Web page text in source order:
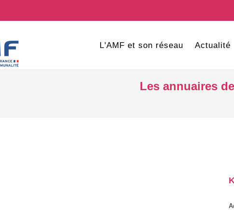
L'AMF et son réseau Actualité
Les annuaires